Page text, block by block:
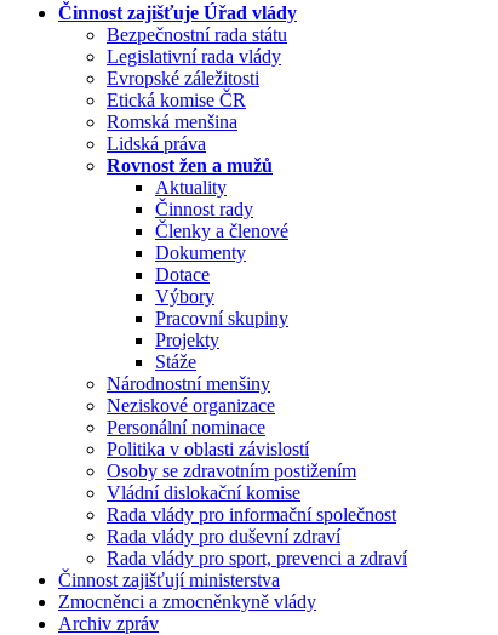
Činnost zajišťuje Úřad vlády
Bezpečnostní rada státu
Legislativní rada vlády
Evropské záležitosti
Etická komise ČR
Romská menšina
Lidská práva
Rovnost žen a mužů
Aktuality
Činnost rady
Členky a členové
Dokumenty
Dotace
Výbory
Pracovní skupiny
Projekty
Stáže
Národnostní menšiny
Neziskové organizace
Personální nominace
Politika v oblasti závislostí
Osoby se zdravotním postižením
Vládní dislokační komise
Rada vlády pro informační společnost
Rada vlády pro duševní zdraví
Rada vlády pro sport, prevenci a zdraví
Činnost zajišťují ministerstva
Zmocněnci a zmocněnkyně vlády
Archiv zpráv